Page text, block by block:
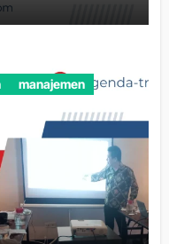
manajemen